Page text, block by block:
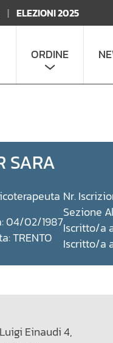
| ELEZIONI 2025
ORDINE
SARA
04/02/1987
TRENTO
Nr.
Sezione
Iscritto/a
Iscritto/a
Einaudi 4,